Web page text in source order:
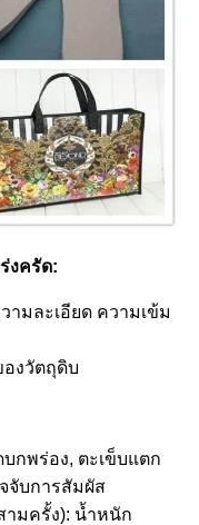
งครัด:
ามละเอียด ความเข้ม
งวัตถุดิบ
กพร่อง, ตะเข็บแตก
จับการสัมผัส
ามครั้ง): น้ำหนัก